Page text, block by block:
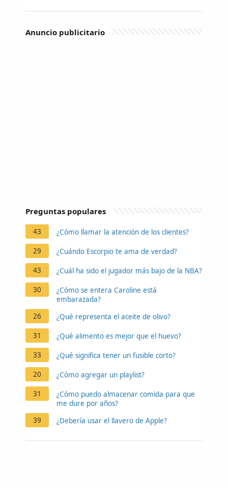
Anuncio publicitario
Preguntas populares
43 ¿Cómo llamar la atención de los clientes?
29 ¿Cuándo Escorpio te ama de verdad?
43 ¿Cuál ha sido el jugador más bajo de la NBA?
30
¿Cómo se entera Caroline está
embarazada?
26
¿Qué representa el aceite de olivo?
31 ¿Qué alimento es mejor que el huevo?
33 ¿Qué significa tener un fusible corto?
20 ¿Cómo agregar un playlist?
31
¿Cómo puedo almacenar comida para que
me dure por años?
39
¿Debería usar el llavero de Apple?